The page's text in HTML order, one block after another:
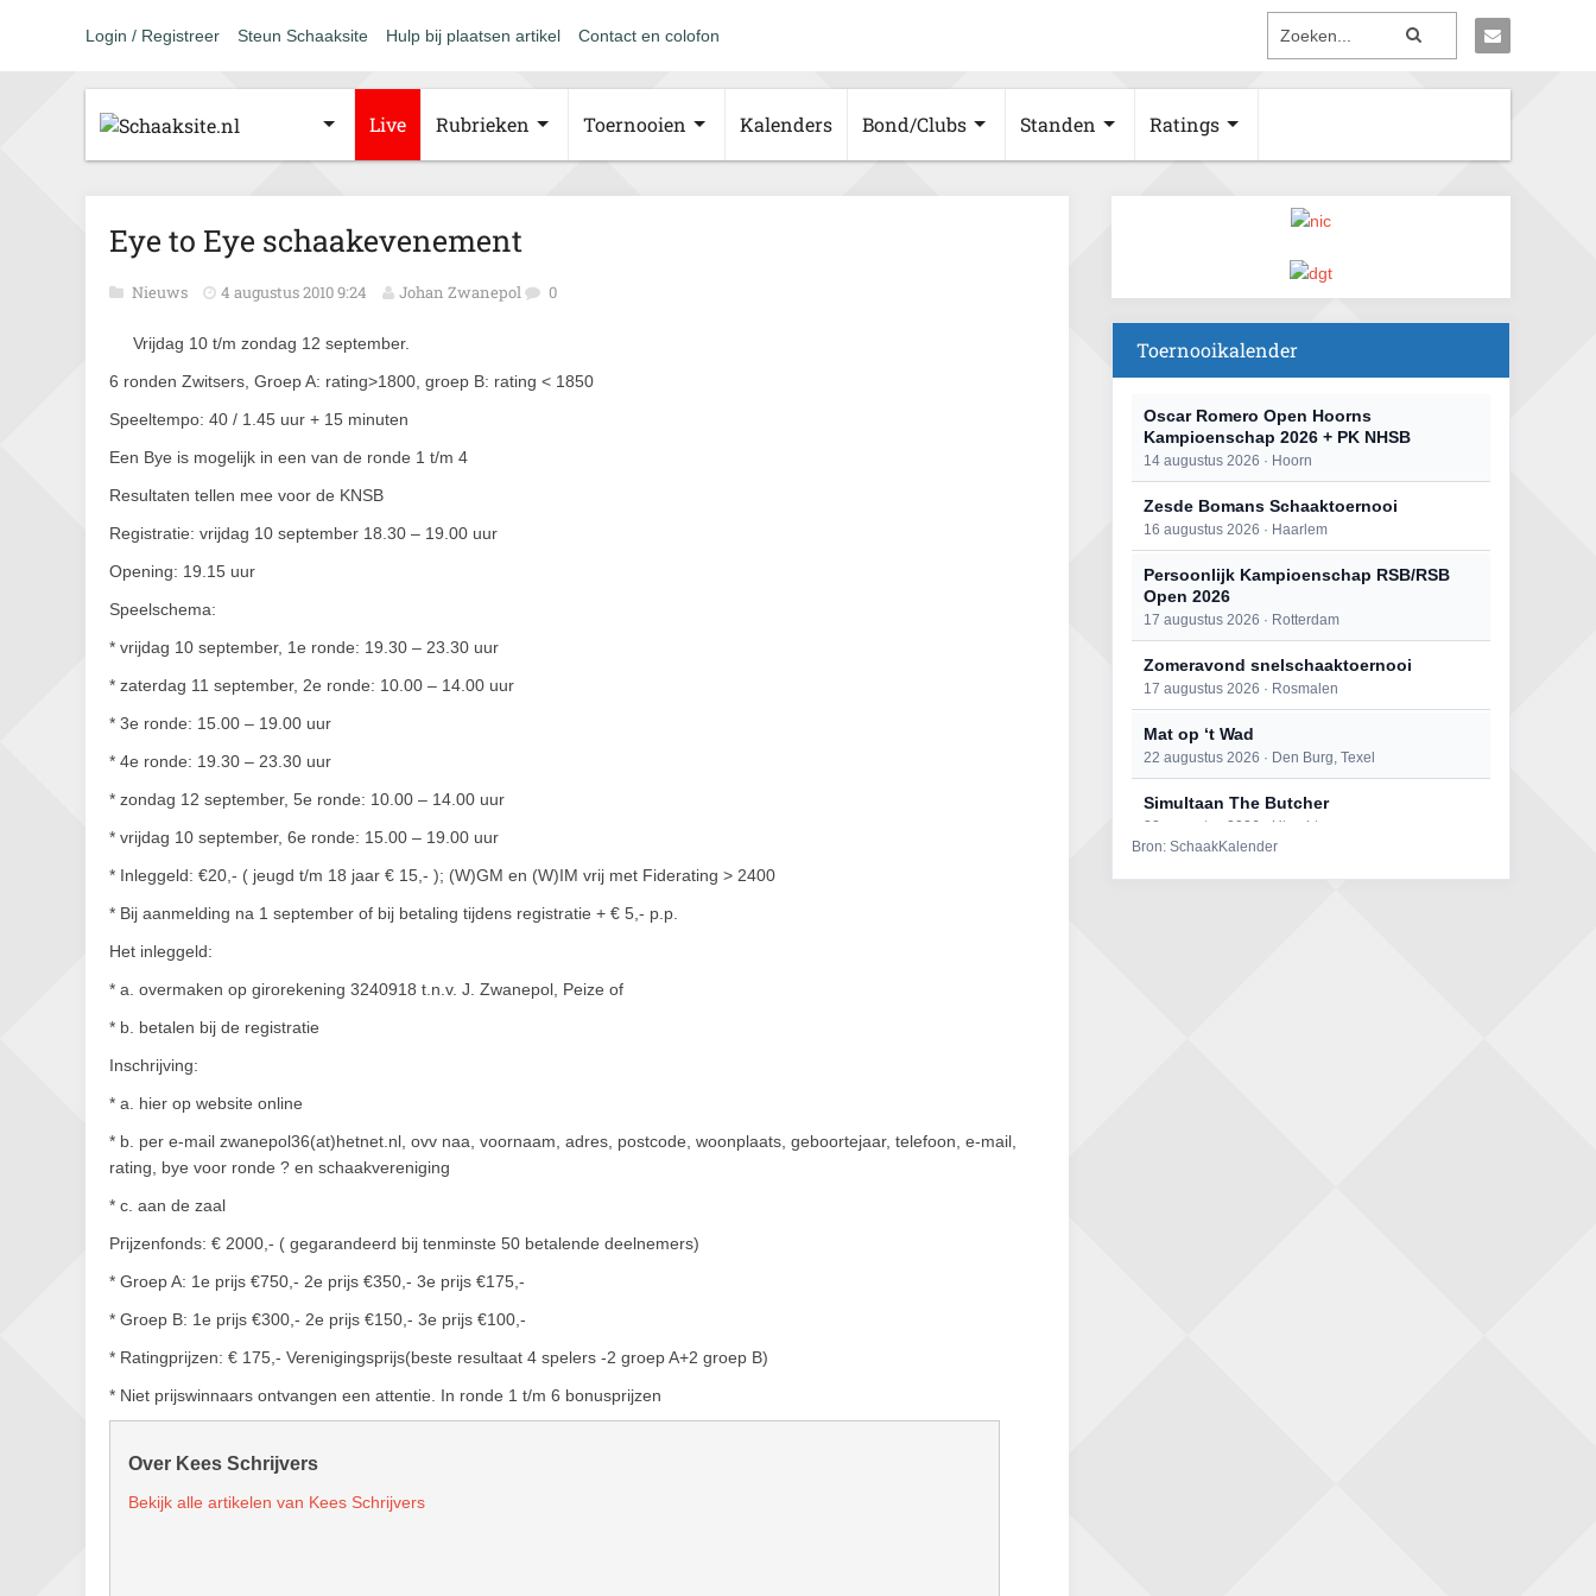
Login / Registreer Steun Schaaksite Hulp bij plaatsen artikel Contact en colofon
Live Rubrieken Toernooien Kalenders Bond/Clubs Standen Ratings
Eye to Eye schaakevenement
Nieuws 4 augustus 2010 9:24 Johan Zwanepol 0
Vrijdag 10 t/m zondag 12 september.
6 ronden Zwitsers, Groep A: rating>1800, groep B: rating < 1850
Speeltempo: 40 / 1.45 uur + 15 minuten
Een Bye is mogelijk in een van de ronde 1 t/m 4
Resultaten tellen mee voor de KNSB
Registratie: vrijdag 10 september 18.30 – 19.00 uur
Opening: 19.15 uur
Speelschema:
* vrijdag 10 september, 1e ronde: 19.30 – 23.30 uur
* zaterdag 11 september, 2e ronde: 10.00 – 14.00 uur
* 3e ronde: 15.00 – 19.00 uur
* 4e ronde: 19.30 – 23.30 uur
* zondag 12 september, 5e ronde: 10.00 – 14.00 uur
* vrijdag 10 september, 6e ronde: 15.00 – 19.00 uur
* Inleggeld: €20,- ( jeugd t/m 18 jaar € 15,- ); (W)GM en (W)IM vrij met Fiderating > 2400
* Bij aanmelding na 1 september of bij betaling tijdens registratie + € 5,- p.p.
Het inleggeld:
* a. overmaken op girorekening 3240918 t.n.v. J. Zwanepol, Peize of
* b. betalen bij de registratie
Inschrijving:
* a. hier op website online
* b. per e-mail zwanepol36(at)hetnet.nl, ovv naa, voornaam, adres, postcode, woonplaats, geboortejaar, telefoon, e-mail,
rating, bye voor ronde ? en schaakvereniging
* c. aan de zaal
Prijzenfonds: € 2000,- ( gegarandeerd bij tenminste 50 betalende deelnemers)
* Groep A: 1e prijs €750,- 2e prijs €350,- 3e prijs €175,-
* Groep B: 1e prijs €300,- 2e prijs €150,- 3e prijs €100,-
* Ratingprijzen: € 175,- Verenigingsprijs(beste resultaat 4 spelers -2 groep A+2 groep B)
* Niet prijswinnaars ontvangen een attentie. In ronde 1 t/m 6 bonusprijzen
Over Kees Schrijvers
Bekijk alle artikelen van Kees Schrijvers
Toernooikalender
Oscar Romero Open Hoorns
Kampioenschap 2026 + PK NHSB
14 augustus 2026 · Hoorn
Zesde Bomans Schaaktoernooi
16 augustus 2026 · Haarlem
Persoonlijk Kampioenschap RSB/RSB
Open 2026
17 augustus 2026 · Rotterdam
Zomeravond snelschaaktoernooi
17 augustus 2026 · Rosmalen
Mat op ‘t Wad
22 augustus 2026 · Den Burg, Texel
Simultaan The Butcher
22 augustus 2026 · Utrecht
Bron: SchaakKalender